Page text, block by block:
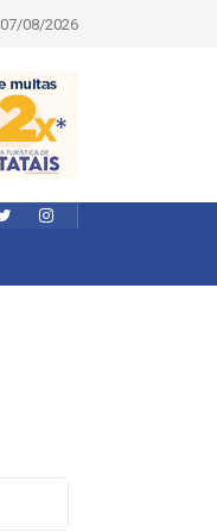
07/08/2026